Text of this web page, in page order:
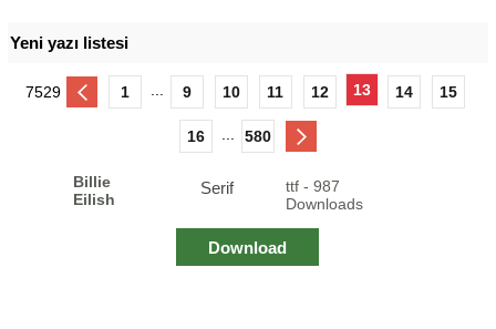
Yeni yazı listesi
7529 1 9 10 11 12 13 14 15
16 580
Billie
Eilish
Serif
ttf - 987
Downloads
Download